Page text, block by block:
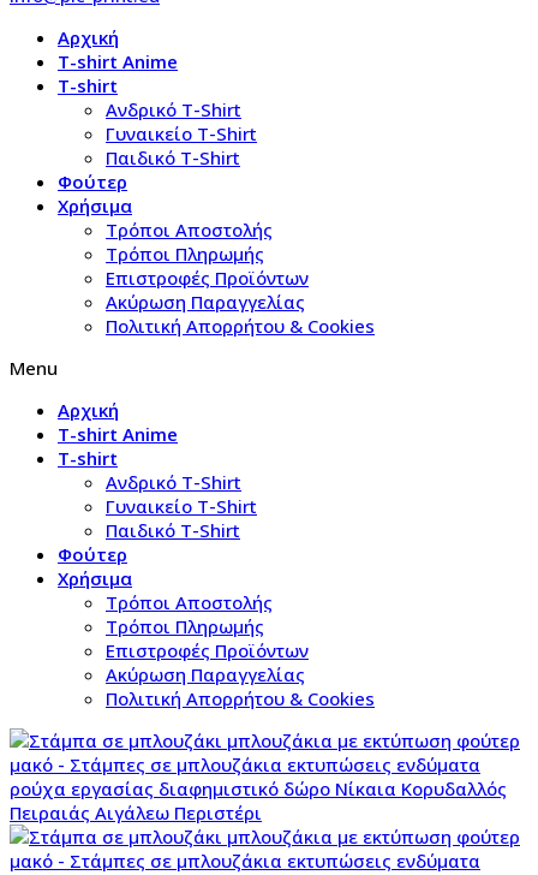
Αρχική
T-shirt Anime
T-shirt
Aνδρικό Τ-Shirt
Γυναικείο T-Shirt
Παιδικό T-Shirt
Φούτερ
Χρήσιμα
Τρόποι Αποστολής
Τρόποι Πληρωμής
Επιστροφές Προϊόντων
Ακύρωση Παραγγελίας
Πολιτική Απορρήτου & Cookies
Menu
Αρχική
T-shirt Anime
T-shirt
Aνδρικό Τ-Shirt
Γυναικείο T-Shirt
Παιδικό T-Shirt
Φούτερ
Χρήσιμα
Τρόποι Αποστολής
Τρόποι Πληρωμής
Επιστροφές Προϊόντων
Ακύρωση Παραγγελίας
Πολιτική Απορρήτου & Cookies